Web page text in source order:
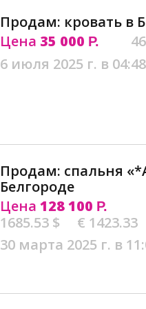
Продам: кровать в
Цена 35 000 Р.
6 июля 2025 г. в 04:48
Продам: спальня
Белгороде
Цена 128 100 Р.
1685.53 $
€ 1423.33
30 марта 2025 г. в